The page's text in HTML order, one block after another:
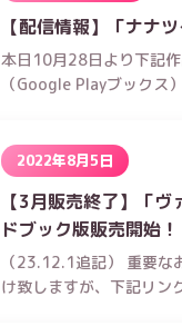
【配信情報】「ナナ
本日10月28日より下記
（Google Playブックス
2022年8月5日
【3月販売終了】「
ドブック版販売開始！
（23.12.1追記） 重要な
け致しますが、下記リン